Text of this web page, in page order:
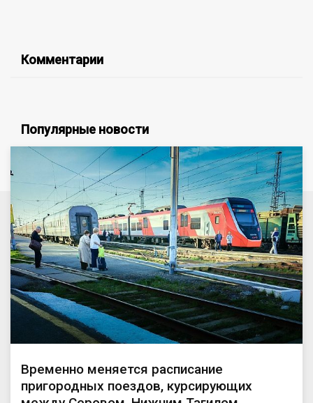
Комментарии
Популярные новости
Временно меняется расписание
пригородных поездов, курсирующих